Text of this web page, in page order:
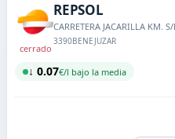
cerrado
REPSOL
CARRETERA JACARILLA KM.
3390BENEJUZAR
↓ 0.07€/l bajo la media